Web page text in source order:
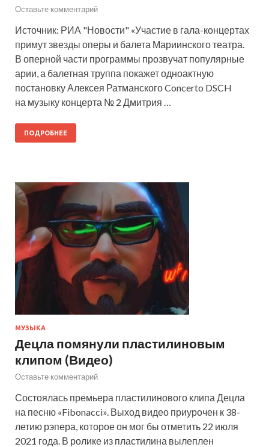
Оставьте комментарий
Источник: РИА "Новости" «Участие в гала-концертах
примут звезды оперы и балета Мариинского театра.
В оперной части программы прозвучат популярные
арии, а балетная труппа покажет одноактную
постановку Алексея Ратманского Concerto DSCH
на музыку концерта № 2 Дмитрия …
ПОДРОБНЕЕ
МУЗЫКА
Децла помянули пластилиновым
клипом (Видео)
Оставьте комментарий
Состоялась премьера пластилинового клипа Децла
на песню «Fibonacci». Выход видео приурочен к 38-
летию рэпера, которое он мог бы отметить 22 июля
2021 года. В ролике из пластилина вылеплен